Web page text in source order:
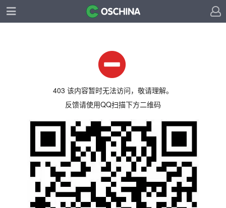
403 该内容暂时无法访问，敬请理解。
反馈请使用QQ扫描下方二维码